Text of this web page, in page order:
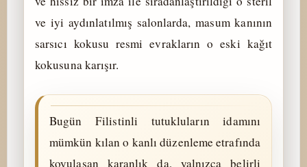
ve iyi aydınlatılmış salonlarda, masum kanının
sarsıcı kokusu resmi evrakların o eski kağıt
kokusuna karışır.
Bugün Filistinli tutukluların idamını
mümkün kılan o kanlı düzenleme etrafında
koyulaşan karanlık da, yalnızca belirli